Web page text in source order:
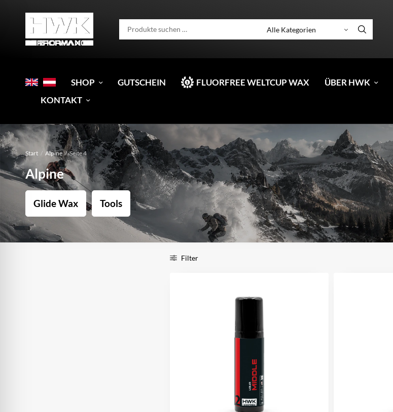
SHOP GUTSCHEIN FLUORFREE WELTCUP WAX ÜBER HWK
KONTAKT
Start / Alpine / Seite 4
Alpine
Glide Wax Tools
Filter